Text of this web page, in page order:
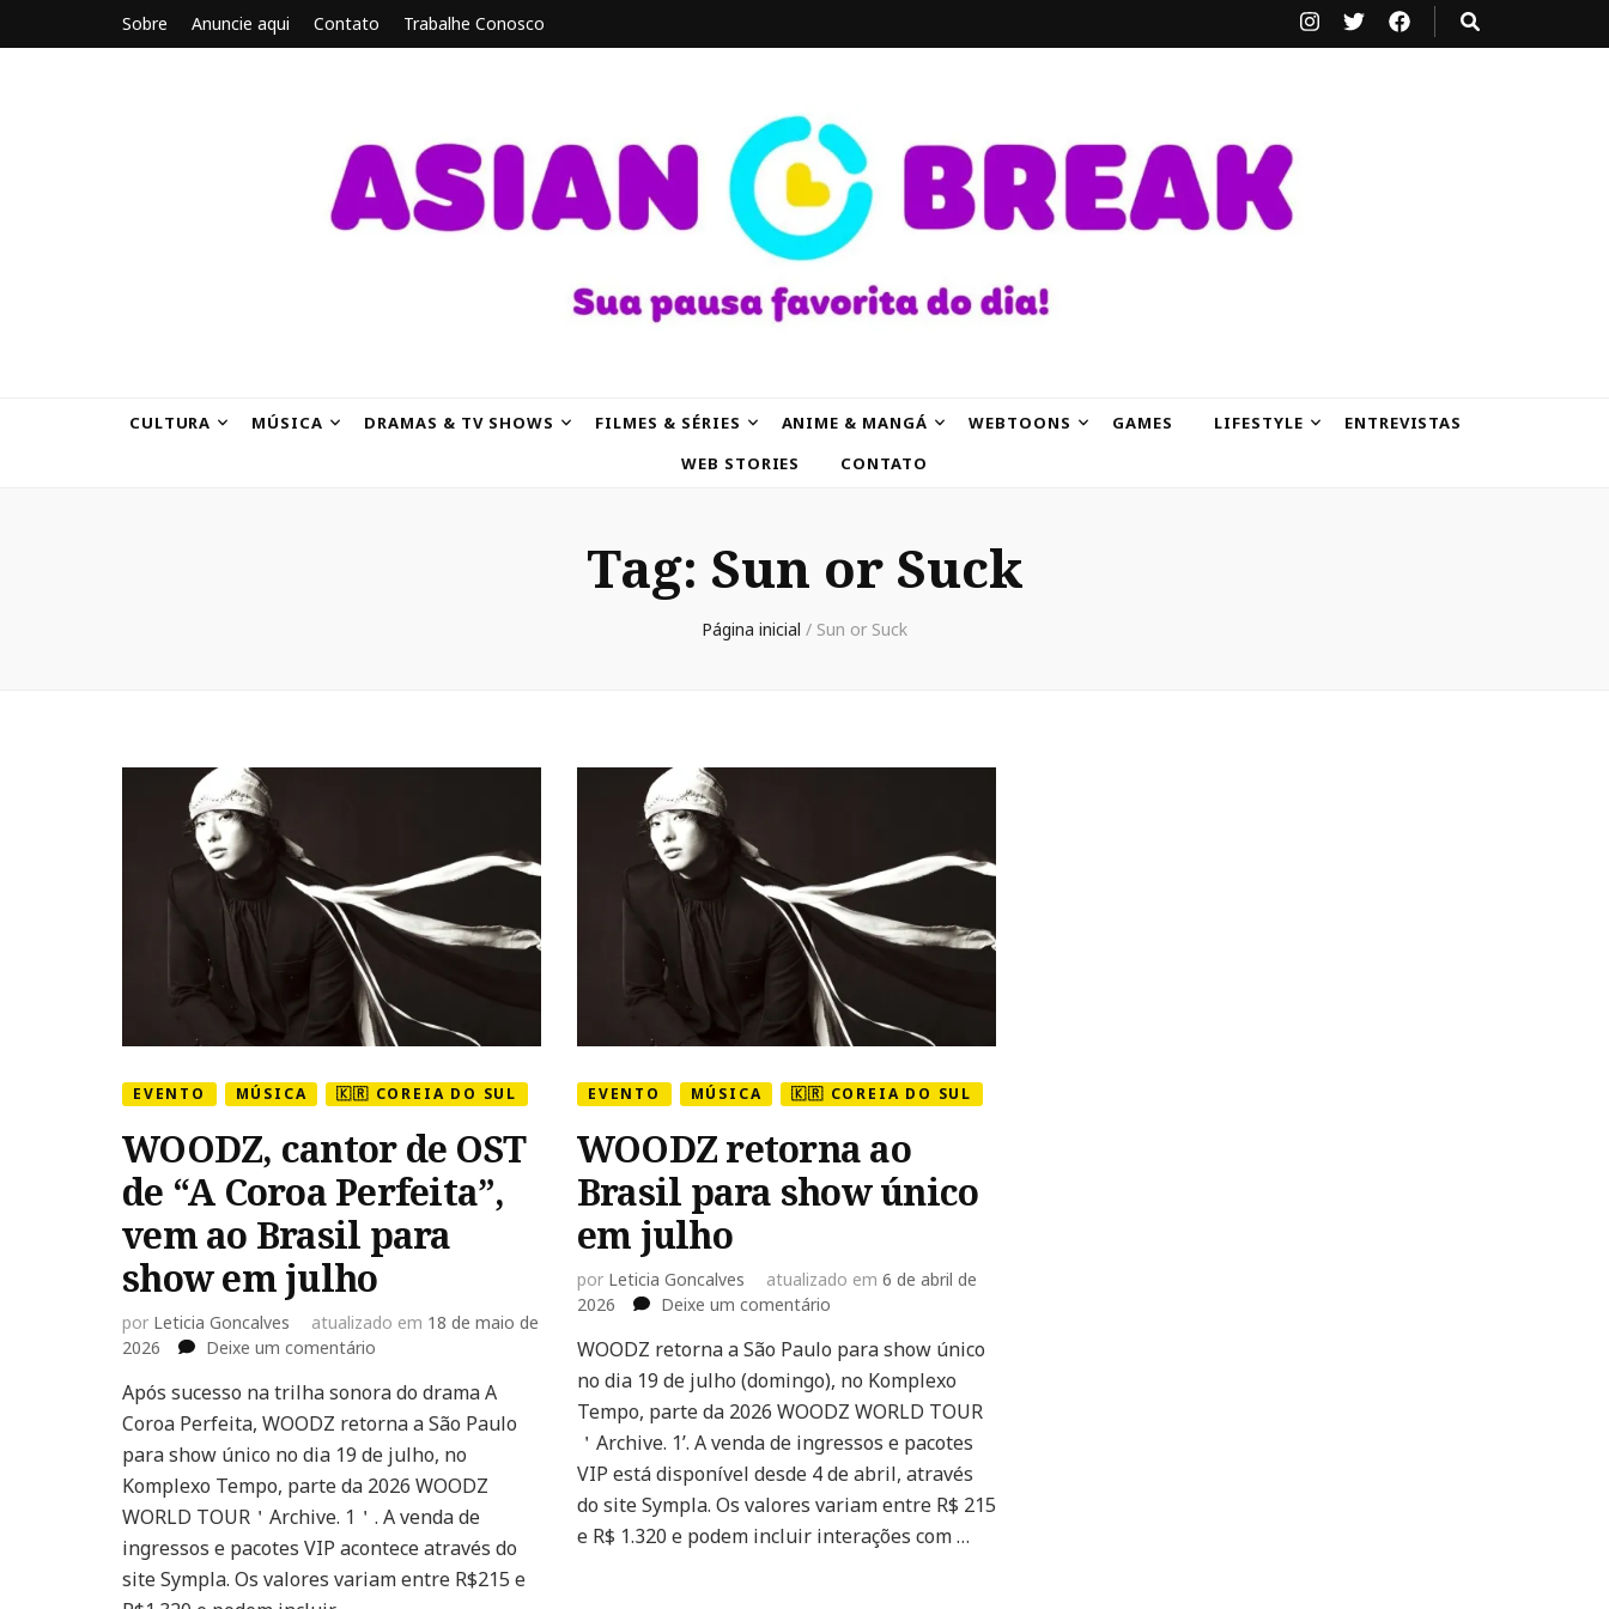
Sobre Anuncie aqui Contato Trabalhe Conosco
CULTURA MÚSICA DRAMAS & TV SHOWS FILMES & SÉRIES ANIME & MANGÁ WEBTOONS GAMES LIFESTYLE
ENTREVISTAS
WEB STORIES
CONTATO
Tag: Sun or Suck
Página inicial / Sun or Suck
EVENTO MÚSICA 🇰🇷 COREIA DO SUL
WOODZ, cantor de OST
de “A Coroa Perfeita”,
vem ao Brasil para
show em julho
por Leticia Goncalves atualizado em 18 de maio de
2026
Deixe um comentário
cantor
de
OST
de
“A
Coroa
Perfeita”,
vem
Após sucesso na trilha sonora do drama A
Coroa Perfeita, WOODZ retorna a São Paulo
para show único no dia 19 de julho, no
Komplexo Tempo, parte da 2026 WOODZ
WORLD TOUR＇Archive. 1＇. A venda de
ingressos e pacotes VIP acontece através do
site Sympla. Os valores variam entre R$215 e
EVENTO MÚSICA 🇰🇷 COREIA DO SUL
WOODZ retorna ao
Brasil para show único
em julho
por Leticia Goncalves atualizado em 6 de abril de
2026
Deixe um comentárioem
retorna
ao
Brasil
show
único
em
julho
WOODZ retorna a São Paulo para show único
no dia 19 de julho (domingo), no Komplexo
Tempo, parte da 2026 WOODZ WORLD TOUR
＇Archive. 1’. A venda de ingressos e pacotes
VIP está disponível desde 4 de abril, através
do site Sympla. Os valores variam entre R$ 215
e R$ 1.320 e podem incluir interações com …